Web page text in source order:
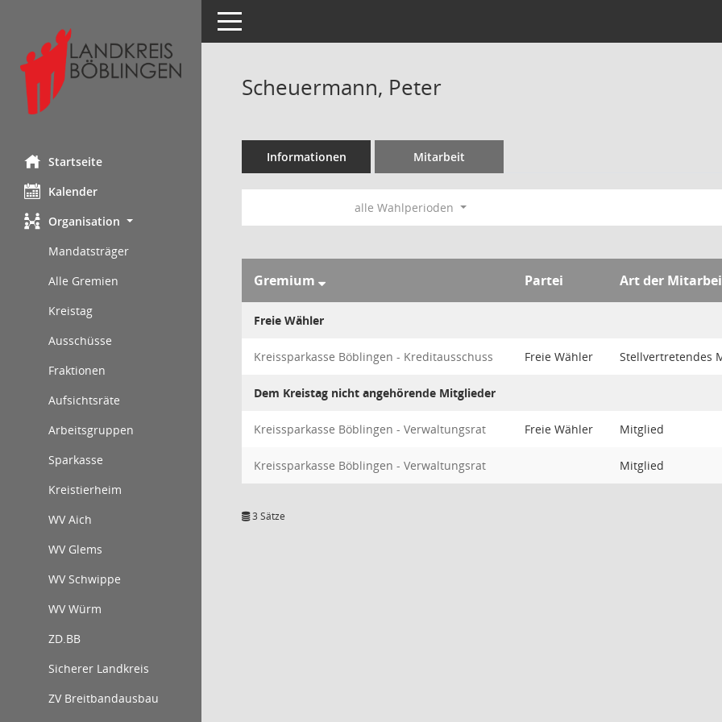
Startseite
Kalender
Organisation
Mandatsträger
Alle Gremien
Kreistag
Ausschüsse
Fraktionen
Aufsichtsräte
Arbeitsgruppen
Sparkasse
Kreistierheim
WV Aich
WV Glems
WV Schwippe
WV Würm
ZD.BB
Sicherer Landkreis
ZV Breitbandausbau
Toggle navigation
Scheuermann, Peter
Informationen Mitarbeit
alle Wahlperioden
Gremium Partei Art der
Freie Wähler
Kreissparkasse Böblingen - Kreditausschuss Freie Wähler Stellvertretendes
Dem Kreistag nicht angehörende Mitglieder
Kreissparkasse Böblingen - Verwaltungsrat Freie Wähler Mitglied
Kreissparkasse Böblingen - Verwaltungsrat Mitglied
3 Sätze